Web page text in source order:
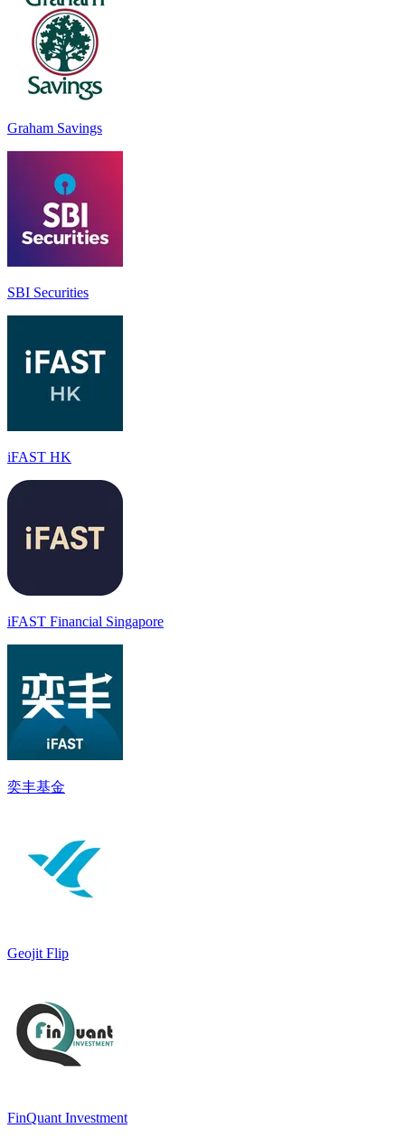
Graham Savings
SBI Securities
iFAST HK
iFAST Financial Singapore
奕丰基金
Geojit Flip
FinQuant Investment